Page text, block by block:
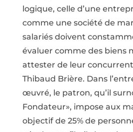
logique, celle d’une
comme une société de
salariés doivent
évaluer comme des biens
attester de leur
Thibaud Brière. Dans
œuvré, le patron, qu’il
Fondateur», impose aux
objectif de 25% de